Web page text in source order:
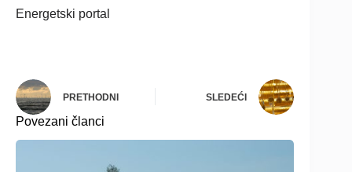
Energetski portal
PRETHODNI SLEDEĆI
Povezani članci